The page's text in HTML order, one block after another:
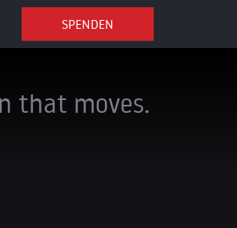
SPENDEN
that moves.